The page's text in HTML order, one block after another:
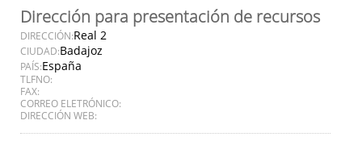
Dirección para presentación de recursos
DIRECCIÓN:Real 2
CIUDAD:Badajoz
PAÍS:España
TLFNO:
FAX:
CORREO ELETRÓNICO:
DIRECCIÓN WEB: